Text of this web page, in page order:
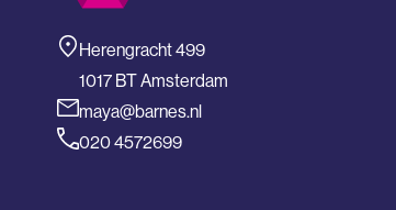
Herengracht 499
1017 BT Amsterdam
maya@barnes.nl
020 4572699